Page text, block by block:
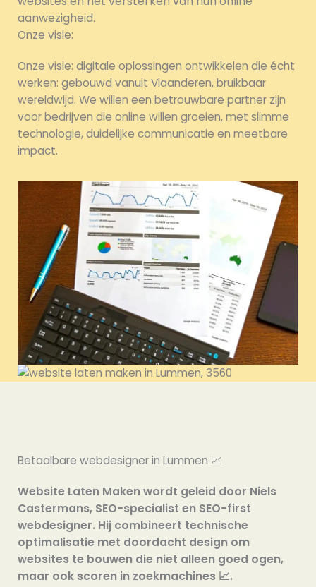
aanwezigheid.
Onze visie:
Onze visie: digitale oplossingen ontwikkelen die écht
werken: gebouwd vanuit Vlaanderen, bruikbaar
wereldwijd. We willen een betrouwbare partner zijn
voor bedrijven die online willen groeien, met slimme
technologie, duidelijke communicatie en meetbare
impact.
Betaalbare webdesigner in Lummen 📈
Website Laten Maken wordt geleid door Niels
Castermans, SEO-specialist en SEO-first
webdesigner. Hij combineert technische
optimalisatie met doordacht design om
websites te bouwen die niet alleen goed ogen,
maar ook scoren in zoekmachines 📈.